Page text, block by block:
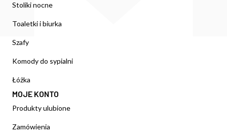
Stoliki nocne
Toaletki i biurka
Szafy
Komody do sypialni
Łóżka
MOJE KONTO
Produkty ulubione
Zamówienia